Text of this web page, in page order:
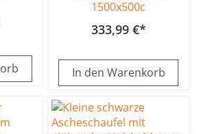
1500x500c
333,99 €
In den Warenkorb